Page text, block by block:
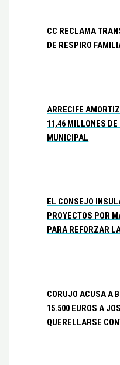
CC RECLAMA
DE RESPIRO
ARRECIFE
11,46 MILLONES DE
MUNICIPAL
EL CONSEJO
PROYECTOS POR
PARA REFORZAR
CORUJO ACUSA A
15.500 EUROS A
QUERELLARSE